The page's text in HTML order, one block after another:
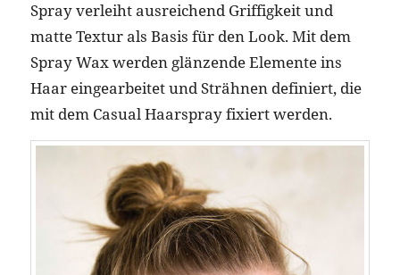
Spray verleiht ausreichend Griffigkeit und
matte Textur als Basis für den Look. Mit dem
Spray Wax werden glänzende Elemente ins
Haar eingearbeitet und Strähnen definiert, die
mit dem Casual Haarspray fixiert werden.